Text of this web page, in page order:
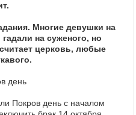
Многие девушки на
на суженого, но
церковь, любые
день
Покров день с началом